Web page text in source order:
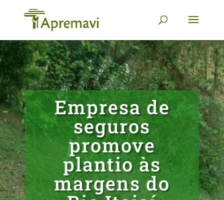
Empresa de
seguros
promove
plantio às
margens do